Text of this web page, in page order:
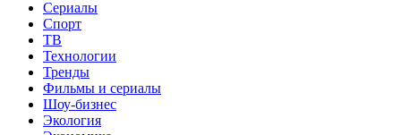
Сериалы
Спорт
ТВ
Технологии
Тренды
Фильмы и сериалы
Шоу-бизнес
Экология